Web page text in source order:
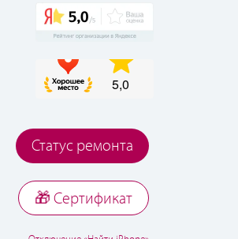
Статус ремонта
🎁 Cертификат